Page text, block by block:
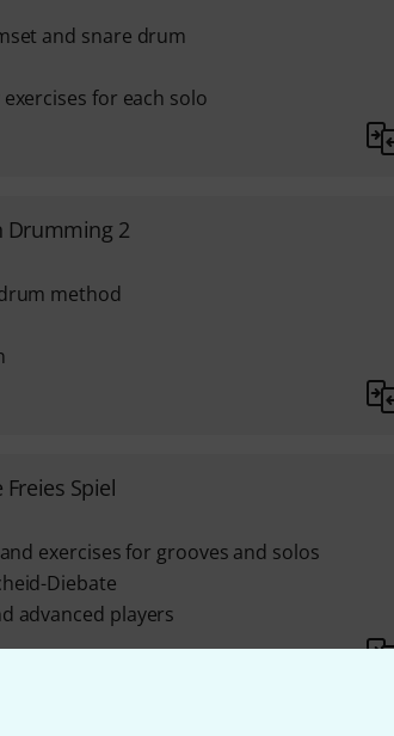
and snare drum
for each solo
Drumming 2
method
Spiel
exercises for grooves and solos
Diebate
advanced players